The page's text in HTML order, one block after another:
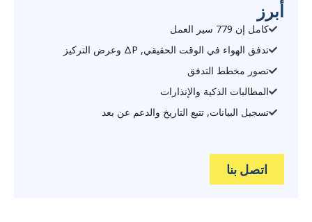
أبرز
كامل إن 779 سير العمل
تدفق الهواء في الوقت الحقيقي, ΔP وعرض التركيز
تصور مخطط التدفق
المطالبات الذكية والإنذارات
تسجيل البيانات, تتبع التاريخ والدعم عن بعد
اتصل بنا